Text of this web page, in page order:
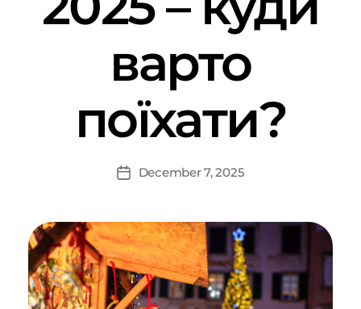
варто
поїхати?
December 7, 2025